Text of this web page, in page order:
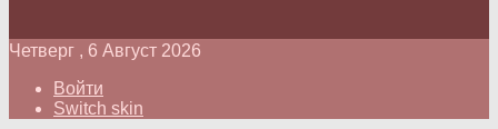
Четверг , 6 Август 2026
Войти
Switch skin